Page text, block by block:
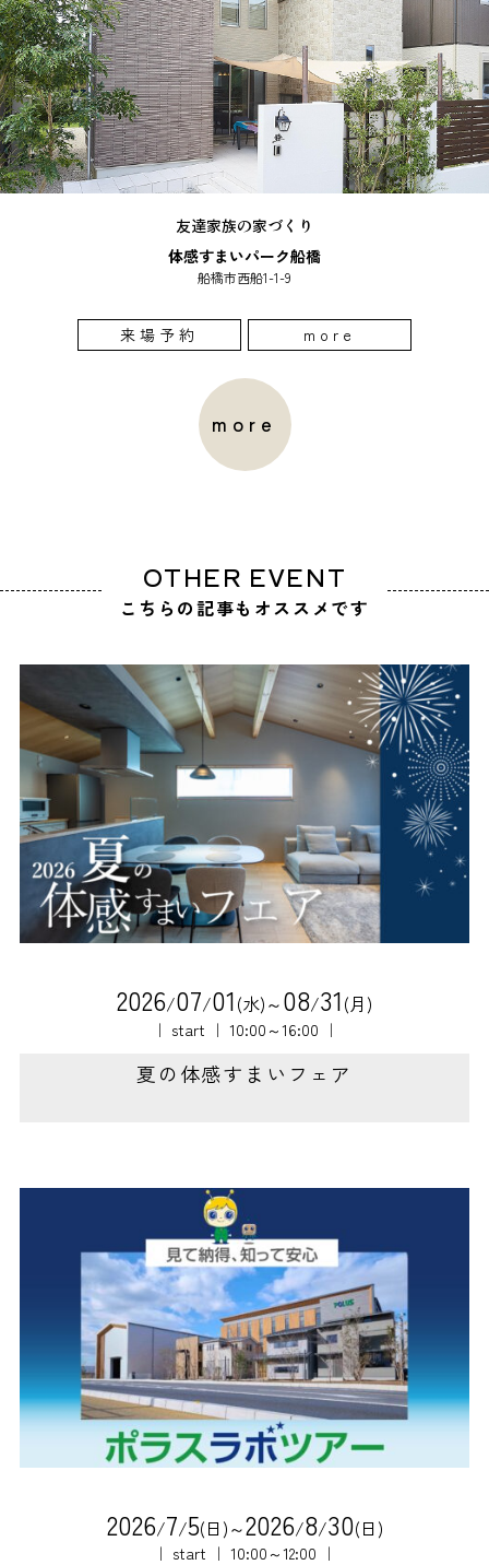
友達家族の家づくり
体感すまいパーク船橋
船橋市西船1-1-9
来場予約 more
more
OTHER EVENT
こちらの記事もオススメです
2026/07/01(水)～08/31(月)
｜ start ｜ 10:00～16:00 ｜
夏の体感すまいフェア
2026/7/5(日)～2026/8/30(日)
｜ start ｜ 10:00～12:00 ｜